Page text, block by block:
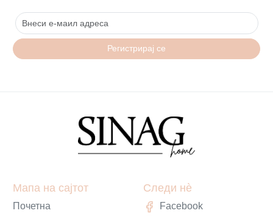
Регистрирај се
Мапа на сајтот
Почетна
Следи нè
Facebook